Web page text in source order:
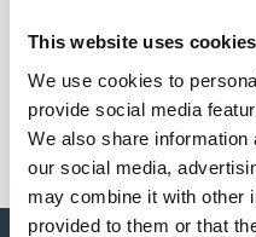
This website uses cookies
We use cookies to
provide social media
We also share
our social media,
may combine it with other
provided to them or that
Dela